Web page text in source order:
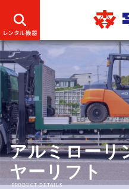
アルミローリ
ヤーリフト
PRODUCT DETAILS